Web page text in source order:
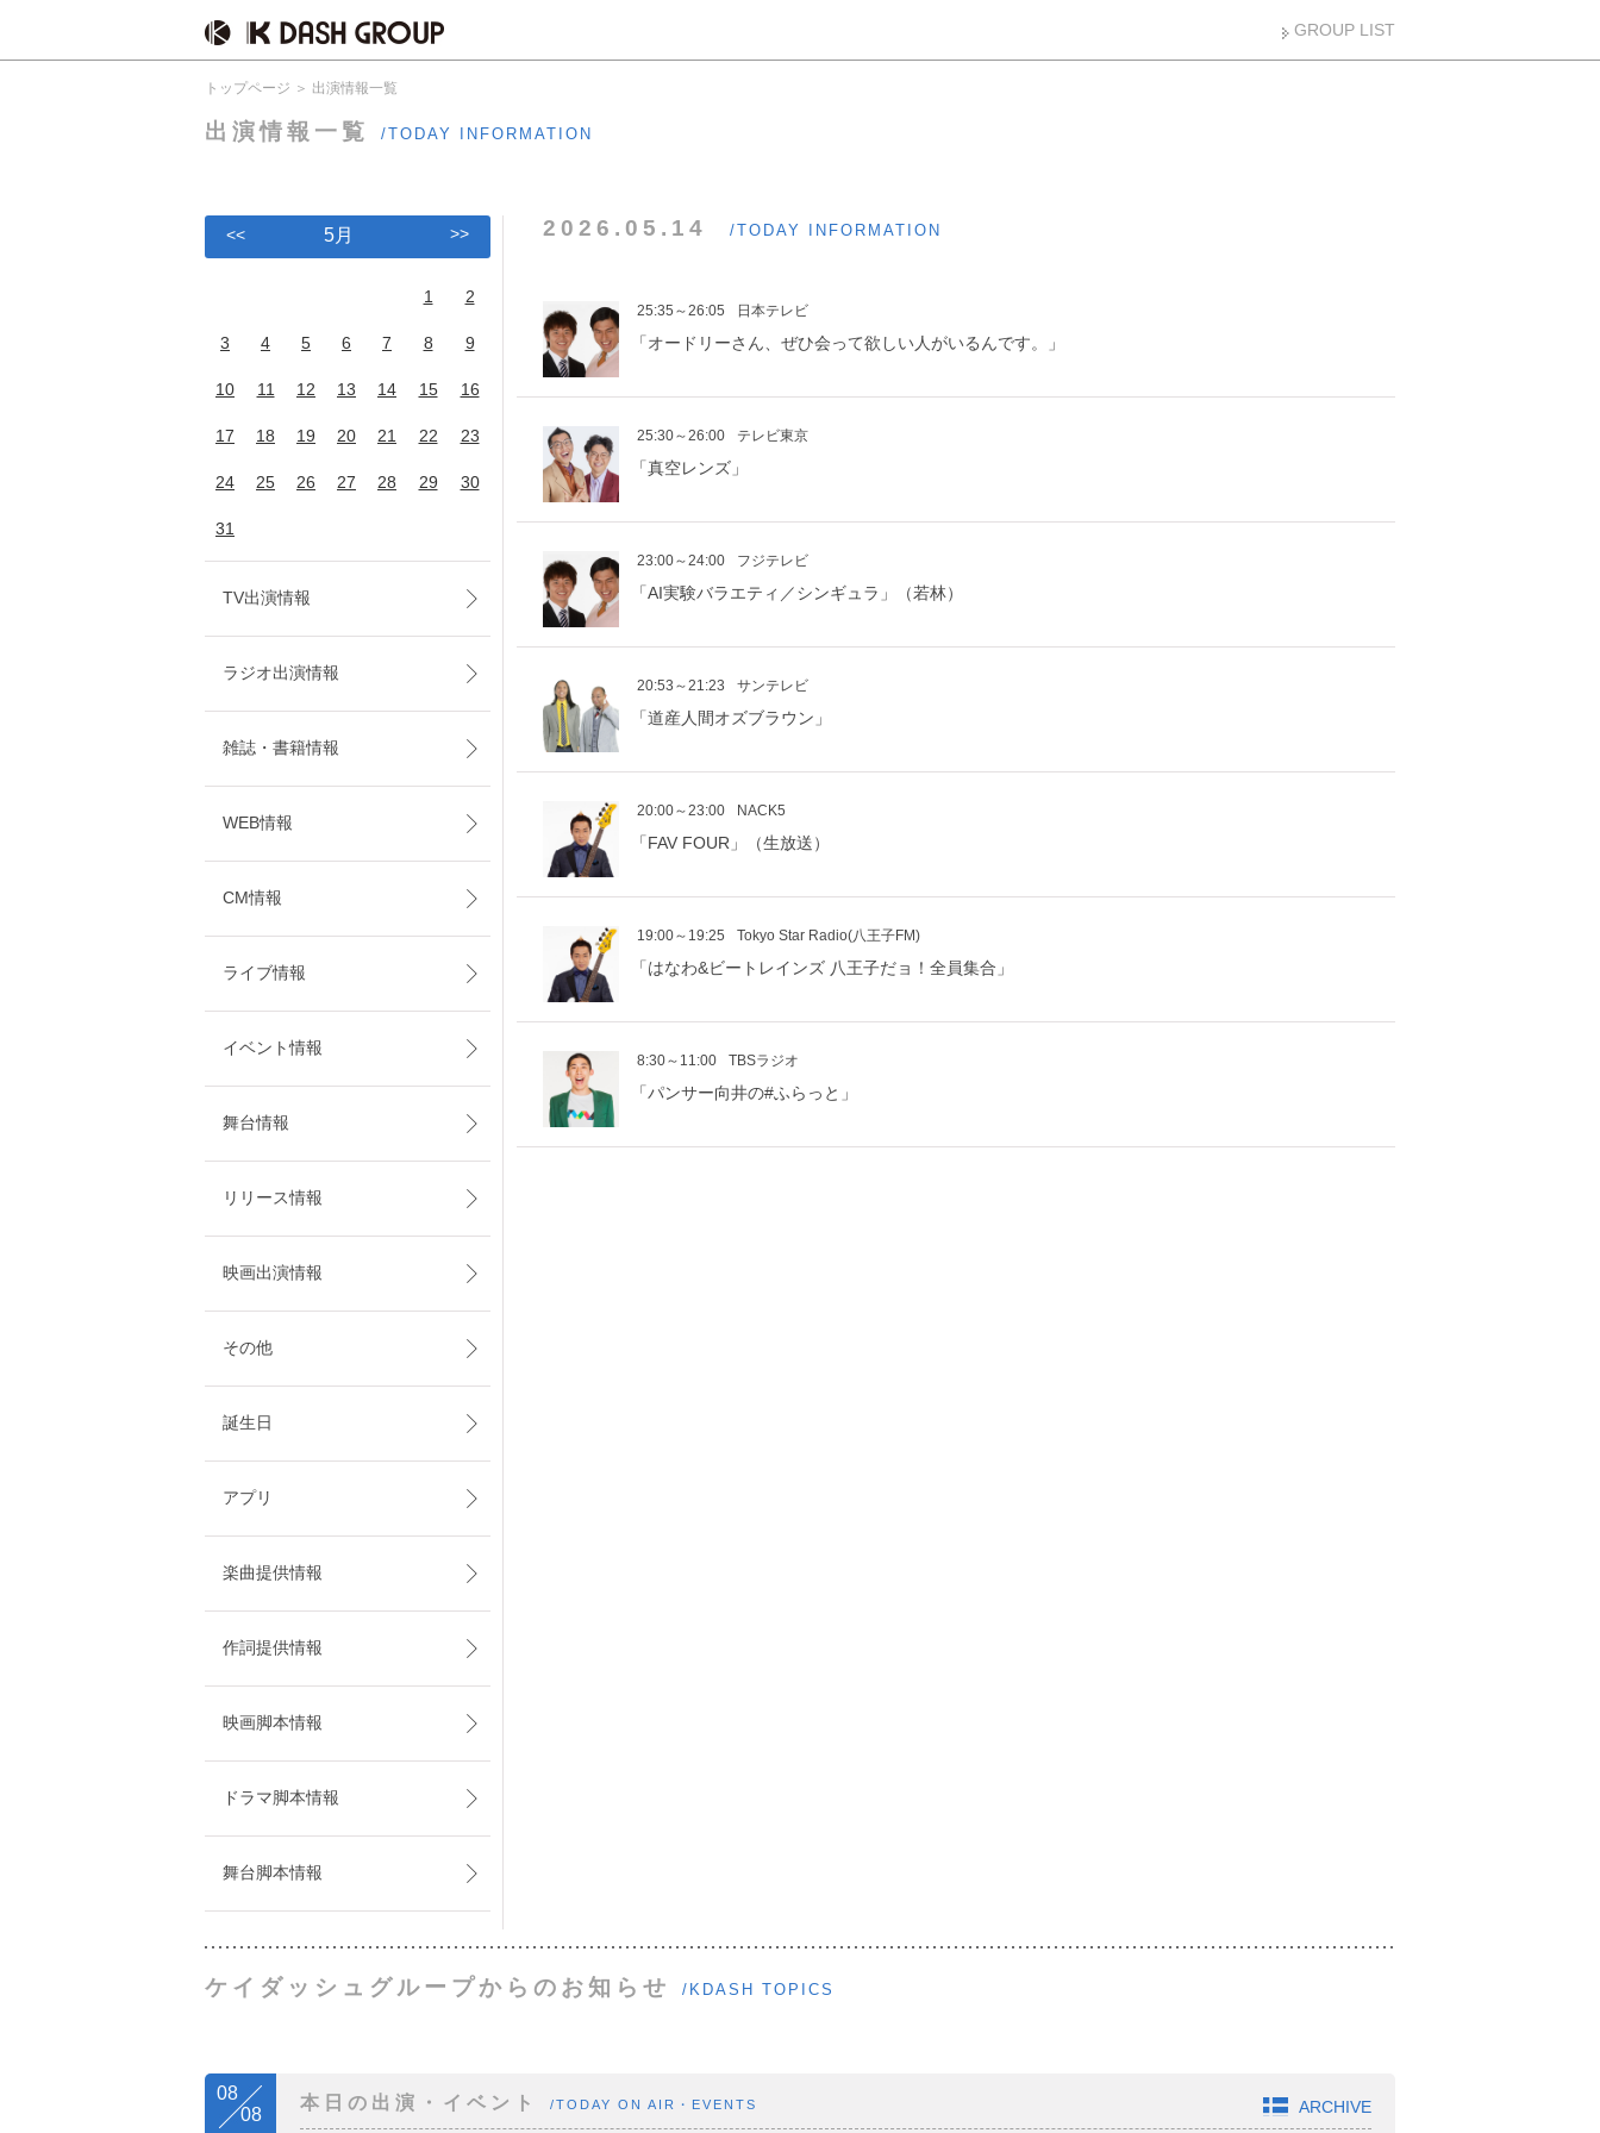
GROUP LIST
トップページ 出演情報一覧
出演情報一覧 /TODAY INFORMATION
2026.05.14 /TODAY INFORMATION
25:35～26:05 日本テレビ
「オードリーさん、ぜひ会って欲しい人がいるんです。」
25:30～26:00 テレビ東京
「真空レンズ」
23:00～24:00 フジテレビ
「AI実験バラエティ／シンギュラ」（若林）
20:53～21:23 サンテレビ
「道産人間オズブラウン」
20:00～23:00 NACK5
「FAV FOUR」（生放送）
19:00～19:25 Tokyo Star Radio(八王子FM)
「はなわ&ビートレインズ 八王子だョ！全員集合」
8:30～11:00 TBSラジオ
「パンサー向井の#ふらっと」
<< 5月 >>
1 2
3 4 5 6 7 8 9
10 11 12 13 14 15 16
17 18 19 20 21 22 23
24 25 26 27 28 29 30
31
TV出演情報
ラジオ出演情報
雑誌・書籍情報
WEB情報
CM情報
ライブ情報
イベント情報
舞台情報
リリース情報
映画出演情報
その他
誕生日
アプリ
楽曲提供情報
作詞提供情報
映画脚本情報
ドラマ脚本情報
舞台脚本情報
ケイダッシュグループからのお知らせ /KDASH TOPICS
08
08
本日の出演・イベント /TODAY ON AIR・EVENTS ARCHIVE